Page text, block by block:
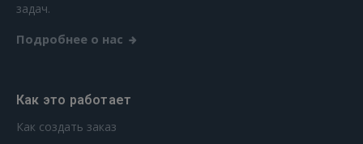
задач.
Подробнее о нас
Как это работает
Как создать заказ